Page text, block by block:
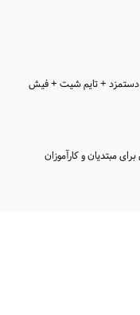
دستمزد + تایم شیت + فیش
مبتدیان و کارآموزان